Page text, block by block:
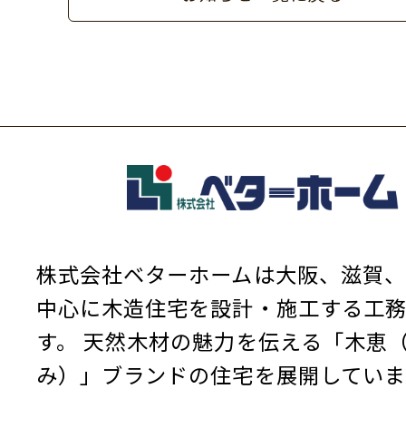
株式会社ベターホームは大阪、滋賀
中心に木造住宅を設計・施工する工
す。
天然木材の魅力を伝える「木恵
み）」ブランドの住宅を展開してい